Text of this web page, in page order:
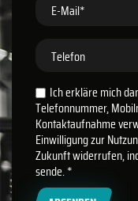
E-Mail*
Telefon
Ich erkläre mich
Telefonnummer,
Kontaktaufnahme
Einwilligung zur
Zukunft widerrufen,
sende.*